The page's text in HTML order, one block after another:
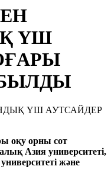
ҮШ
оқу орны сот
Азия университеті,
және